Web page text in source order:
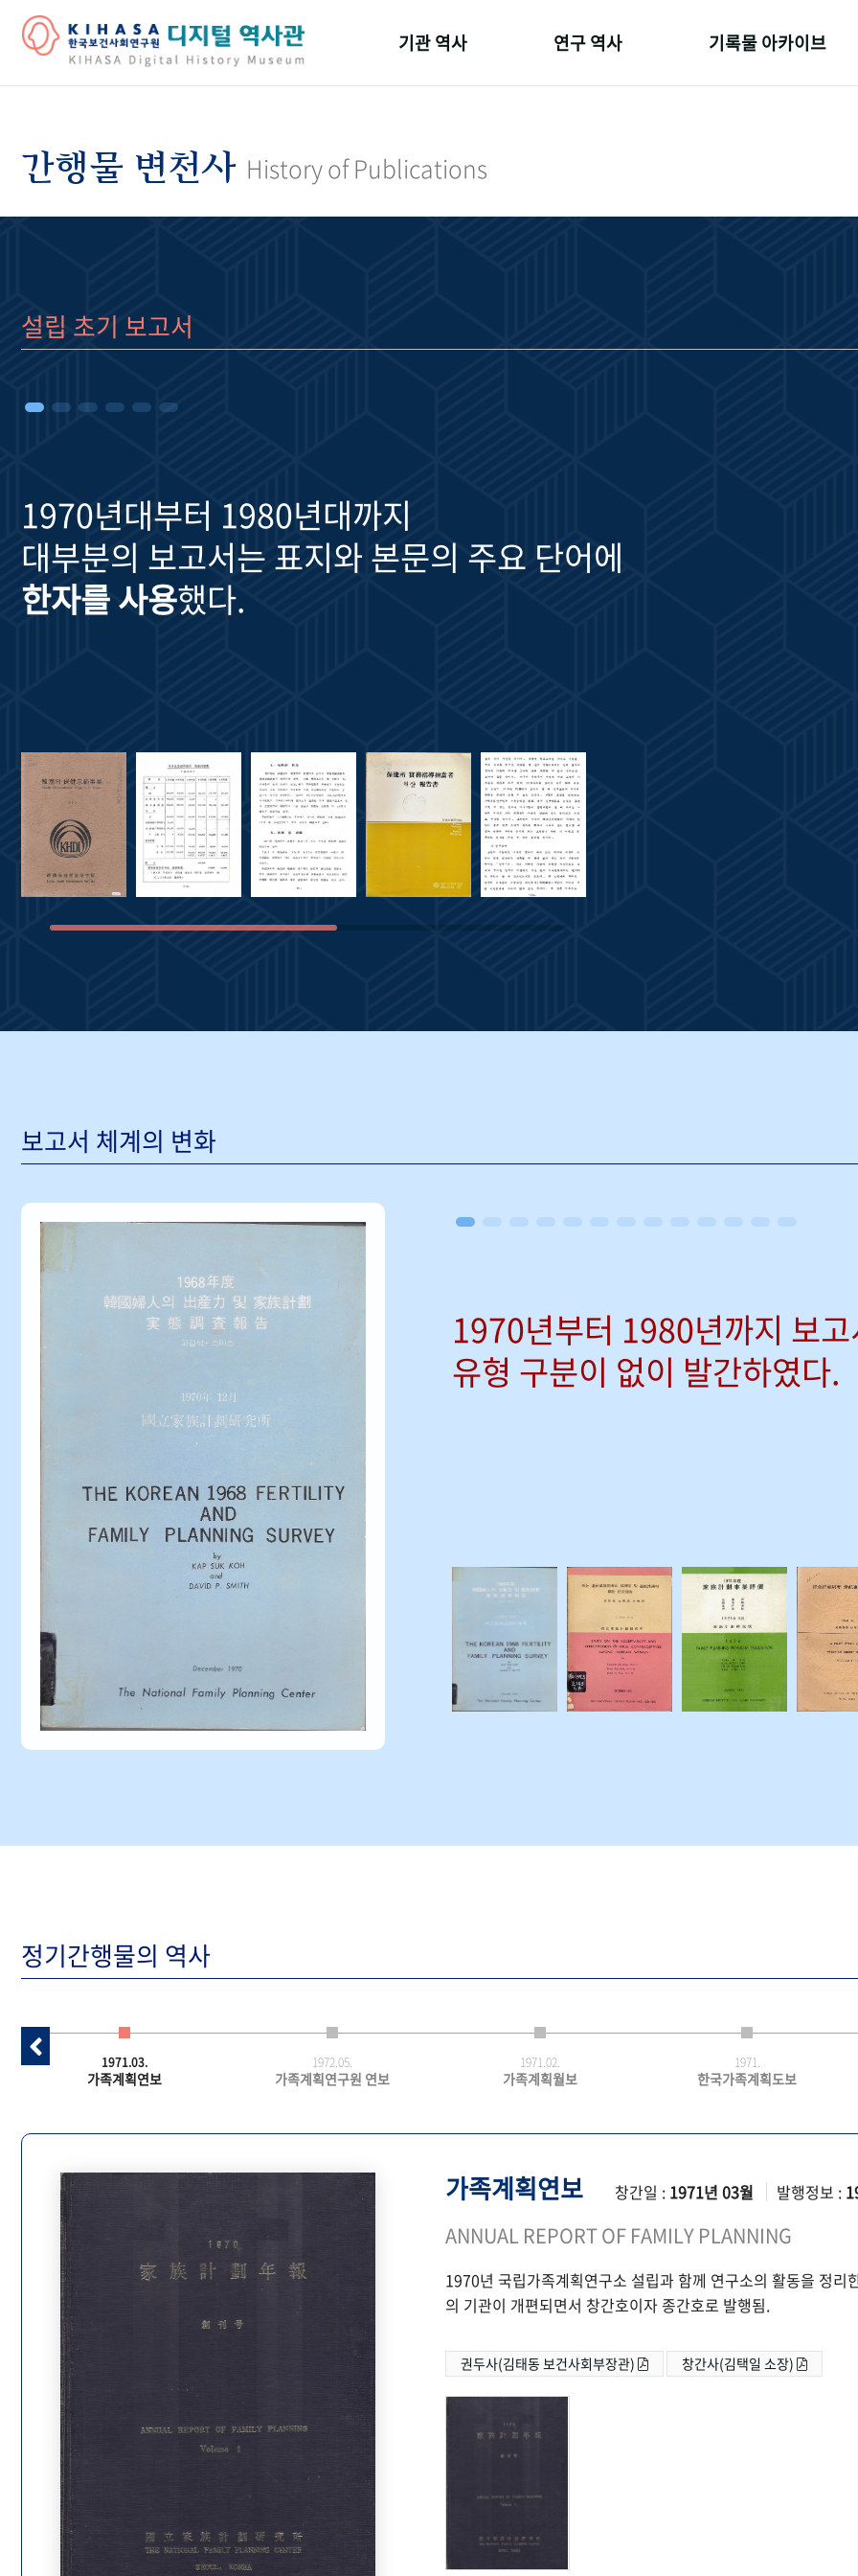
기관 역사
기관 변천사
연구 역사 기록물 아카이브
간행물 변천사 History of Publications
설립 초기 보고서
1970년대부터 1980년대까지
대부분의 보고서는 표지와 본문의 주요 단어에
한자를 사용했다.
보고서 체계의 변화
1970년부터 1980년까지 보
유형 구분이 없이 발간하였다.
정기간행물의 역사
1971.03.
가족계획연보
1972.05.
가족계획연구원 연보
1971.02.
가족계획월보
1971.
한국가족계획도보
가족계획연보 창간일 : 1971년 03월 발행정보 :
ANNUAL REPORT OF FAMILY PLANNING
1970년 국립가족계획연구소 설립과 함께 연구소의 활동을 정
의 기관이 개편되면서 창간호이자 종간호로 발행됨.
권두사(김태동 보건사회부장관) 창간사(김택일 소장)